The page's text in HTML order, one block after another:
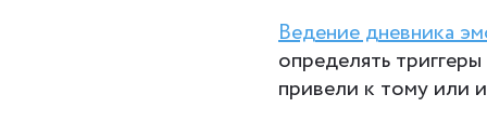
Ведение дневника
определять
привели к тому или